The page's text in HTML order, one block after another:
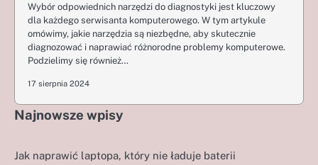
Wybór odpowiednich narzędzi do diagnostyki jest kluczowy
dla każdego serwisanta komputerowego. W tym artykule
omówimy, jakie narzędzia są niezbędne, aby skutecznie
diagnozować i naprawiać różnorodne problemy komputerowe.
Podzielimy się również…
17 sierpnia 2024
Najnowsze wpisy
Jak naprawić laptopa, który nie ładuje baterii